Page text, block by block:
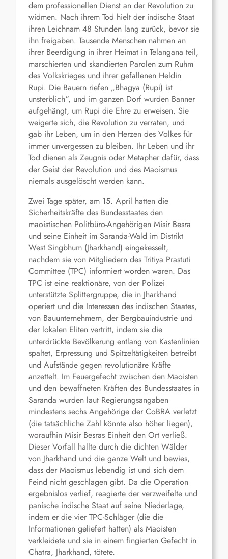
dem professionellen Dienst an der Revolution zu
widmen. Nach ihrem Tod hielt der indische Staat
ihren Leichnam 48 Stunden lang zurück, bevor sie
ihn freigaben. Tausende Menschen nahmen an
ihrer Beerdigung in ihrer Heimat in Telangana teil,
marschierten und skandierten Parolen zum Ruhm
des Volkskrieges und ihrer gefallenen Heldin
Rupi. Die Bauern riefen „Bhagya (Rupi) ist
unsterblich“, und im ganzen Dorf wurden Banner
aufgehängt, um Rupi die Ehre zu erweisen. Sie
weigerte sich, die Revolution zu verraten, und
gab ihr Leben, um in den Herzen des Volkes für
immer unvergessen zu bleiben. Ihr Leben und ihr
Tod dienen als Zeugnis oder Metapher dafür, dass
der Geist der Revolution und des Maoismus
niemals ausgelöscht werden kann.
Zwei Tage später, am 15. April hatten die
Sicherheitskräfte des Bundesstaates den
maoistischen Politbüro-Angehörigen Misir Besra
und seine Einheit im Saranda-Wald im Distrikt
West Singbhum (Jharkhand) eingekesselt,
nachdem sie von Mitgliedern des Tritiya Prastuti
Committee (TPC) informiert worden waren. Das
TPC ist eine reaktionäre, von der Polizei
unterstützte Splittergruppe, die in Jharkhand
operiert und die Interessen des indischen Staates,
von Bauunternehmern, der Bergbauindustrie und
der lokalen Eliten vertritt, indem sie die
unterdrückte Bevölkerung entlang von Kastenlinien
spaltet, Erpressung und Spitzeltätigkeiten betreibt
und Aufstände gegen revolutionäre Kräfte
anzettelt. Im Feuergefecht zwischen den Maoisten
und den bewaffneten Kräften des Bundesstaates in
Saranda wurden laut Regierungsangaben
mindestens sechs Angehörige der CoBRA verletzt
(die tatsächliche Zahl könnte also höher liegen),
woraufhin Misir Besras Einheit den Ort verließ.
Dieser Vorfall hallte durch die dichten Wälder
von Jharkhand und die ganze Welt und bewies,
dass der Maoismus lebendig ist und sich dem
Feind nicht geschlagen gibt. Da die Operation
ergebnislos verlief, reagierte der verzweifelte und
panische indische Staat auf seine Niederlage,
indem er die vier TPC-Schläger (die die
Informationen geliefert hatten) als Maoisten
verkleidete und sie in einem fingierten Gefecht in
Chatra, Jharkhand, tötete.